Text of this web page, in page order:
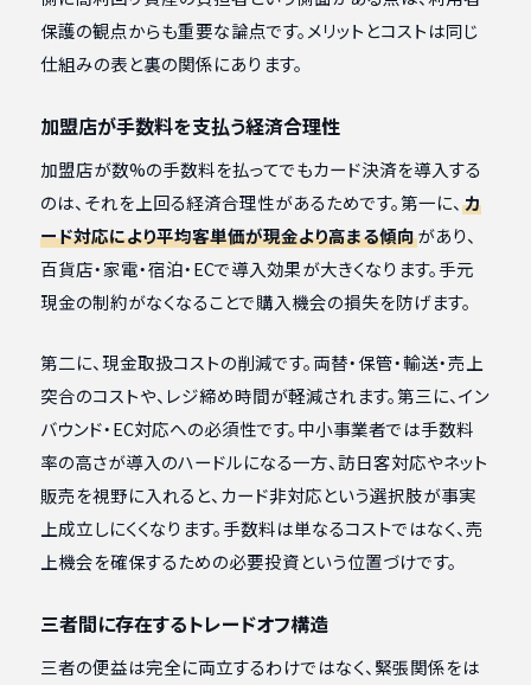
保護の観点からも重要な論点です。メリットとコストは同じ
仕組みの表と裏の関係にあります。
加盟店が手数料を支払う経済合理性
加盟店が数%の手数料を払ってでもカード決済を導入する
のは、それを上回る経済合理性があるためです。第一に、 カ
ード対応により平均客単価が現金より高まる傾向があり、
百貨店・家電・宿泊・ECで導入効果が大きくなります。手元
現金の制約がなくなることで購入機会の損失を防げます。
第二に、現金取扱コストの削減です。両替・保管・輸送・売上
突合のコストや、レジ締め時間が軽減されます。第三に、イン
バウンド・EC対応への必須性です。中小事業者では手数料
率の高さが導入のハードルになる一方、訪日客対応やネット
販売を視野に入れると、カード非対応という選択肢が事実
上成立しにくくなります。手数料は単なるコストではなく、売
上機会を確保するための必要投資という位置づけです。
三者間に存在するトレードオフ構造
三者の便益は完全に両立するわけではなく、緊張関係をは